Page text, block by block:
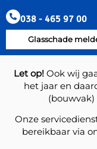
038 - 465 97 00
Glasschade
Let op! Ook wij
het jaar en
(bouwvak)
Onze
bereikbaar via